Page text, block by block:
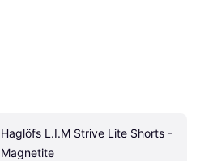
Haglöfs L.I.M Strive Lite Shorts -
Magnetite